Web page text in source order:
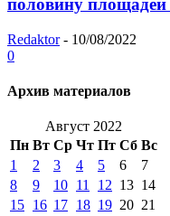
половину
Redaktor - 10/08/2022
0
Архив материалов
Август 2022
Пн Вт Ср Чт Пт Сб Вс
1 2 3 4 5 6
7
8
9 10 11 12 13 14
15 16 17 18 19 20 21